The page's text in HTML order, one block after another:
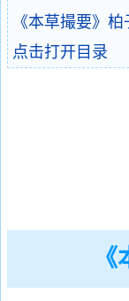
《本草撮要》柏
点击打开目录